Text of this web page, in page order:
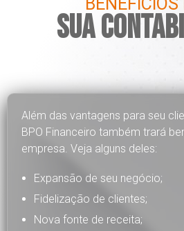
SUA
Além das vantagens para seu
BPO Financeiro também trará
empresa. Veja alguns deles:
Expansão de seu negócio;
Fidelização de clientes;
Nova fonte de receita;